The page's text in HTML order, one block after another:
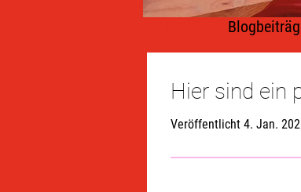
Hier sind ein
Veröffentlicht 4. Jan.